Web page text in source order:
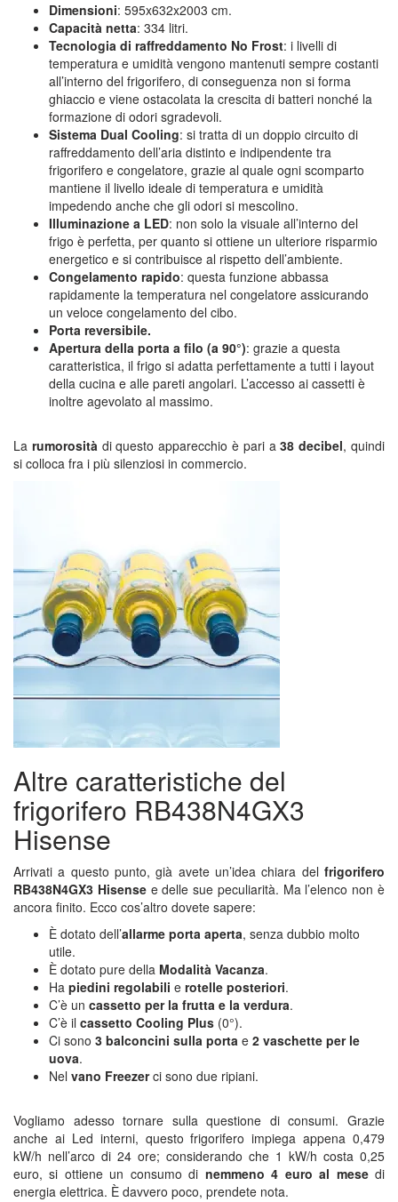
Dimensioni: 595x632x2003 cm.
Capacità netta: 334 litri.
Tecnologia di raffreddamento No Frost: i livelli di
temperatura e umidità vengono mantenuti sempre costanti
all’interno del frigorifero, di conseguenza non si forma
ghiaccio e viene ostacolata la crescita di batteri nonché la
formazione di odori sgradevoli.
Sistema Dual Cooling: si tratta di un doppio circuito di
raffreddamento dell’aria distinto e indipendente tra
frigorifero e congelatore, grazie al quale ogni scomparto
mantiene il livello ideale di temperatura e umidità
impedendo anche che gli odori si mescolino.
Illuminazione a LED: non solo la visuale all’interno del
frigo è perfetta, per quanto si ottiene un ulteriore risparmio
energetico e si contribuisce al rispetto dell’ambiente.
Congelamento rapido: questa funzione abbassa
rapidamente la temperatura nel congelatore assicurando
un veloce congelamento del cibo.
Porta reversibile.
Apertura della porta a filo (a 90°): grazie a questa
caratteristica, il frigo si adatta perfettamente a tutti i layout
della cucina e alle pareti angolari. L’accesso ai cassetti è
inoltre agevolato al massimo.
La rumorositàdi questo apparecchio è pari a38 decibel, quindi
si colloca fra i più silenziosi in commercio.
Altre caratteristiche del
frigorifero RB438N4GX3
Hisense
Arrivati a questo punto, già avete un’idea chiara del frigorifero
RB438N4GX3 Hisensee delle sue peculiarità. Ma l’elenco non è
ancora finito. Ecco cos’altro dovete sapere:
È dotato dell’allarme porta aperta, senza dubbio molto
utile.
È dotato pure della Modalità Vacanza.
Ha piedini regolabili e rotelle posteriori.
C’è un cassetto per la frutta e la verdura.
C’è il cassetto Cooling Plus (0°).
Ci sono 3 balconcini sulla porta e 2 vaschette per le
uova.
Nel vano Freezerci sono due ripiani.
Vogliamo adesso tornare sulla questione di consumi. Grazie
anche ai Led interni, questo frigorifero impiega appena 0,479
kW/h nell’arco di 24 ore; considerando che 1 kW/h costa 0,25
euro, si ottiene un consumo di nemmeno 4 euro al mesedi
energia elettrica. È davvero poco, prendete nota.